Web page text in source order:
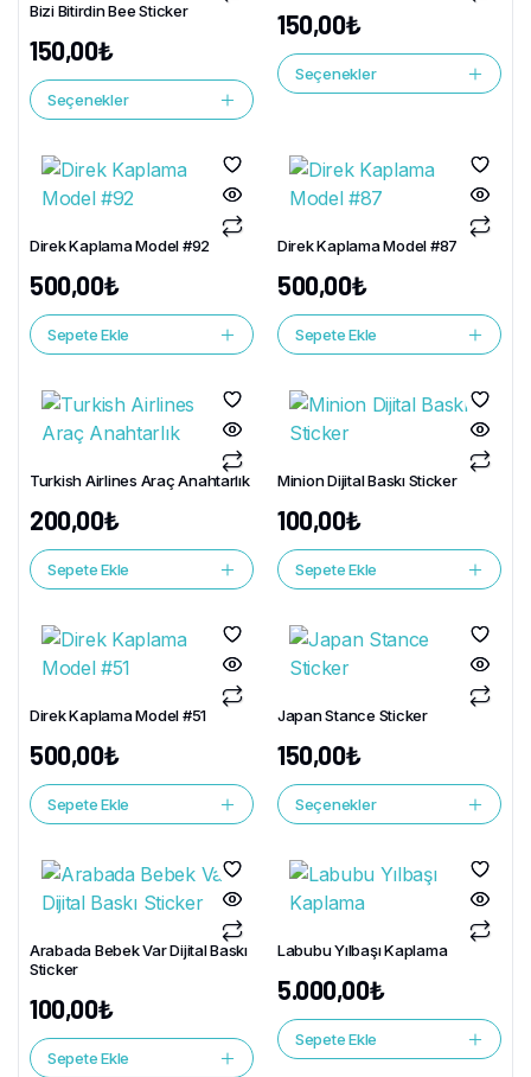
Bizi Bitirdin Bee Sticker
150,00₺
Seçenekler
150,00₺
Seçenekler
Direk Kaplama Model #92
500,00₺
Sepete Ekle
Direk Kaplama Model #87
500,00₺
Sepete Ekle
Turkish Airlines Araç Anahtarlık
200,00₺
Sepete Ekle
Minion Dijital Baskı Sticker
100,00₺
Sepete Ekle
Direk Kaplama Model #51
500,00₺
Sepete Ekle
Japan Stance Sticker
150,00₺
Seçenekler
Arabada Bebek Var Dijital Baskı
Sticker
100,00₺
Sepete Ekle
Labubu Yılbaşı Kaplama
5.000,00₺
Sepete Ekle